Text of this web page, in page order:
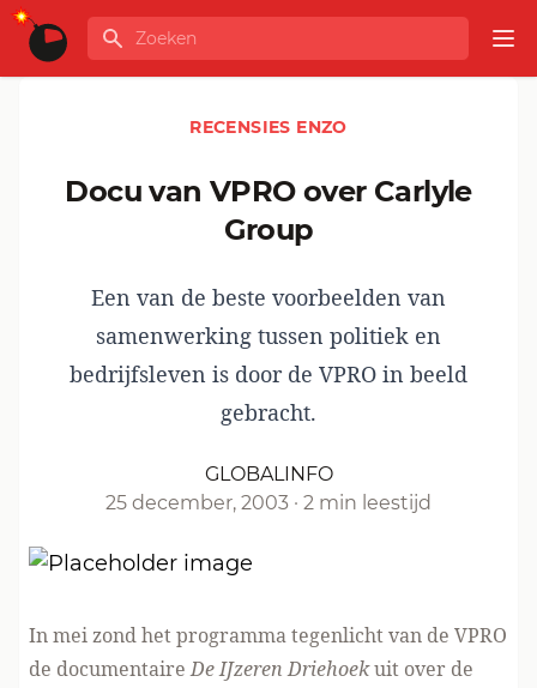
Ga naar de inhoud
GLOBALINFO
Zoeken
RECENSIES ENZO
Docu van VPRO over Carlyle
Group
Een van de beste voorbeelden van
samenwerking tussen politiek en
bedrijfsleven is door de VPRO in beeld
gebracht.
GLOBALINFO
25 december, 2003 · 2 min leestijd
In mei zond het programma tegenlicht van de VPRO
de documentaireDe IJzeren Driehoekuit over de